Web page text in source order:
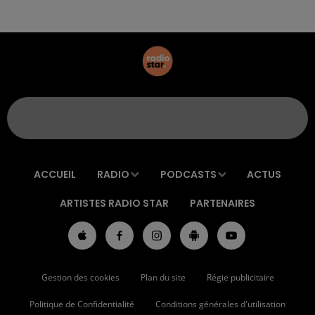
ACCUEIL RADIO PODCASTS ACTUS
ARTISTES RADIO STAR PARTENAIRES
Gestion des cookies Plan du site Régie publicitaire
Politique de Confidentialité Conditions générales d'utilisation